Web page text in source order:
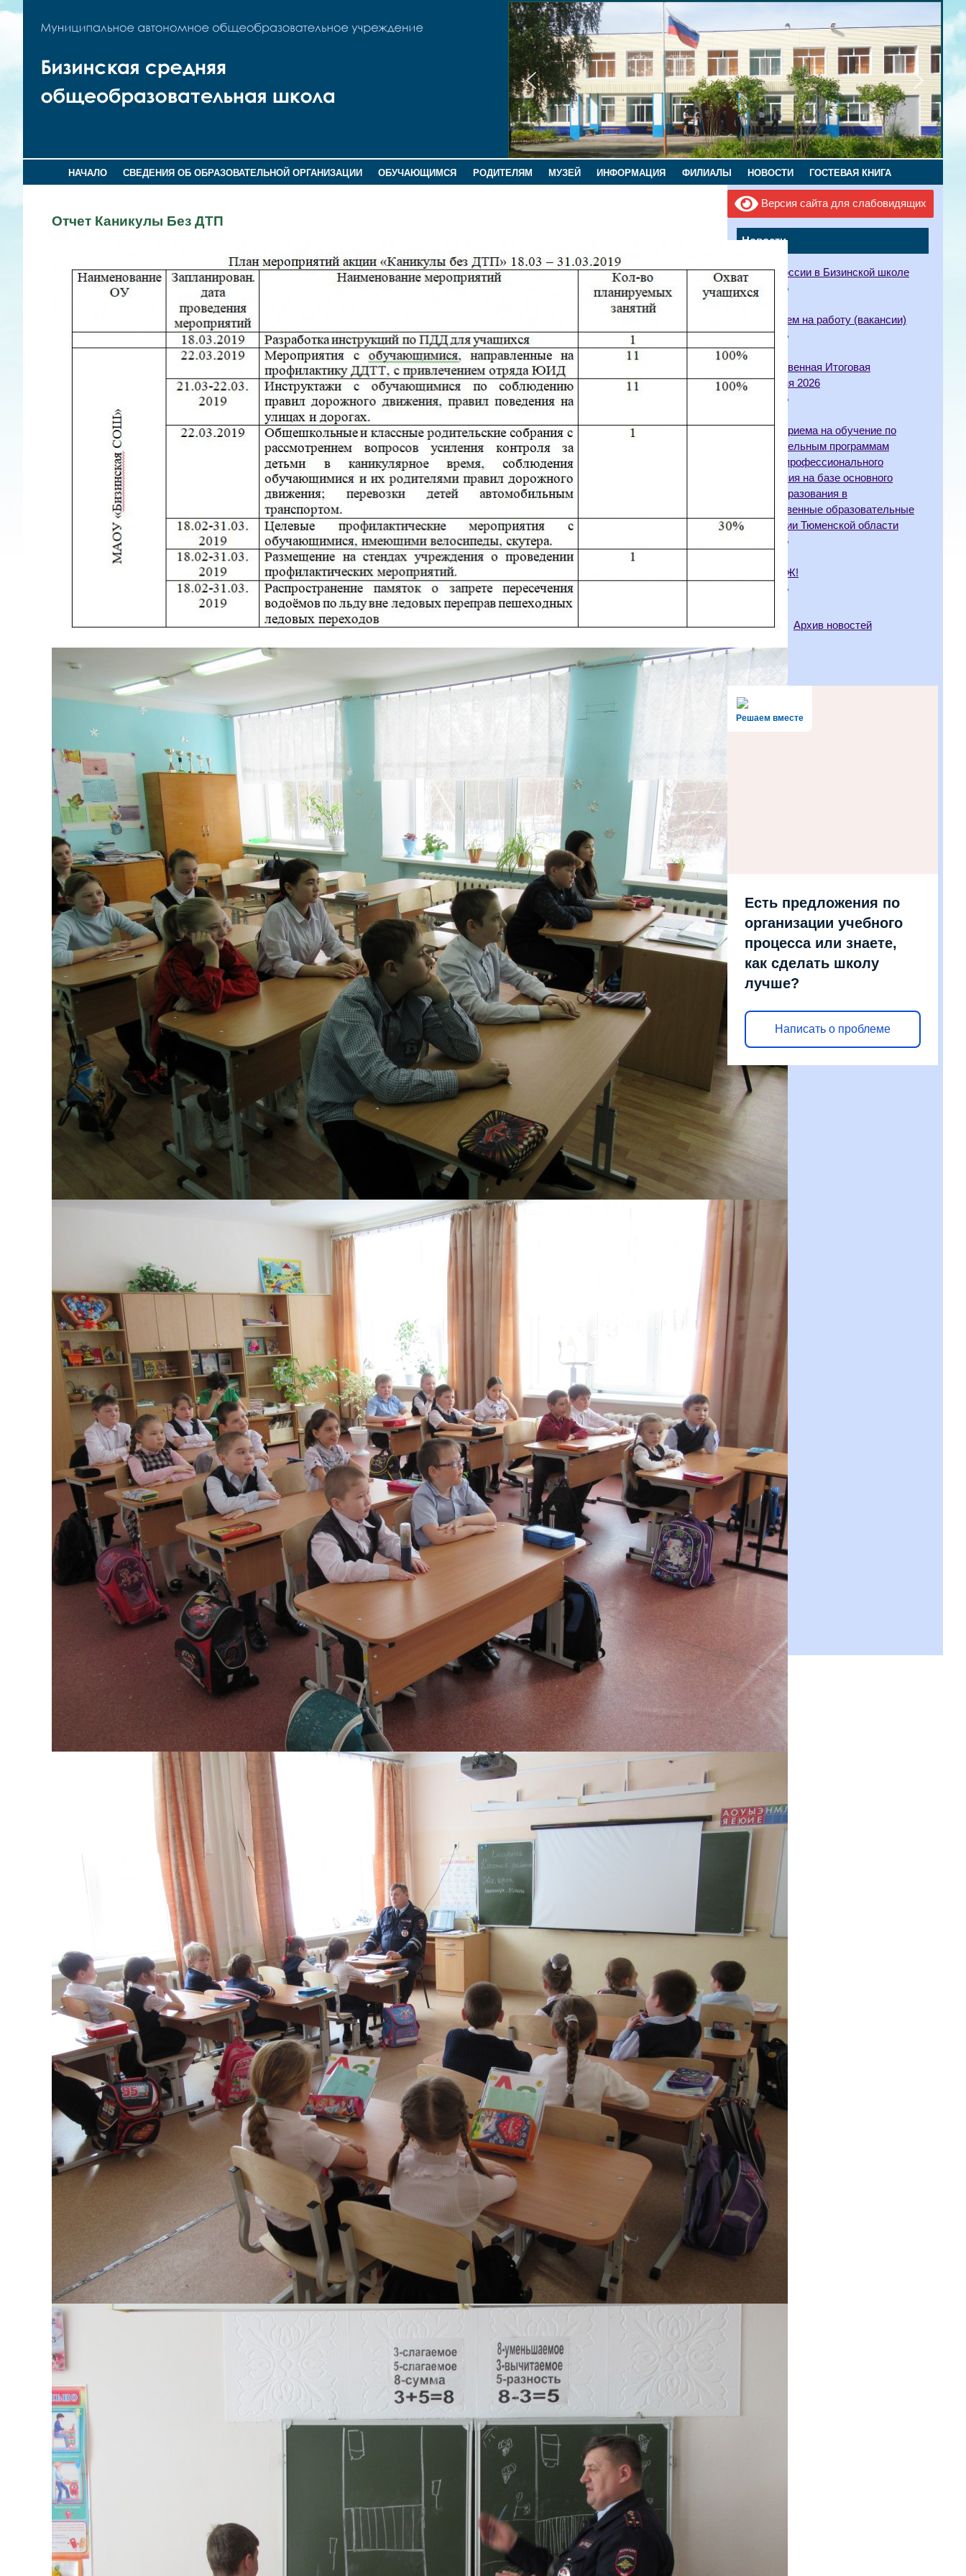
НАЧАЛО СВЕДЕНИЯ ОБ ОБРАЗОВАТЕЛЬНОЙ ОРГАНИЗАЦИИ ОБУЧАЮЩИМСЯ РОДИТЕЛЯМ МУЗЕЙ ИНФОРМАЦИЯ ФИЛИАЛЫ НОВОСТИ ГОСТЕВАЯ КНИГА
Версия сайта для слабовидящих
Новости
Орлята России в Бизинской школе
12.05.2026
Приглашаем на работу (вакансии)
06.04.2026
Государственная Итоговая
Аттестация 2026
10.03.2026
Порядок приема на обучение по
образовательным программам
среднего профессионального
образования на базе основного
общего образования в
государственные образовательные
организации Тюменской области
18.02.2026
Мы за ЗОЖ!
10.02.2026
Архив новостей
Решаем вместе
Есть предложения по
организации учебного
процесса или знаете,
как сделать школу
лучше?
Написать о проблеме
Отчет Каникулы Без ДТП